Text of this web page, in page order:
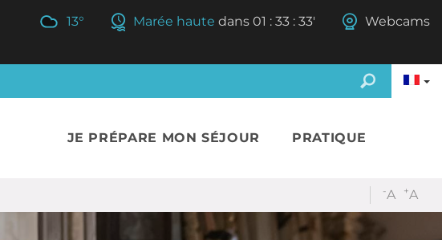
13° Marée haute dans 01 : 33 : 32' Webcams
JE PRÉPARE MON SÉJOUR PRATIQUE
-A +A